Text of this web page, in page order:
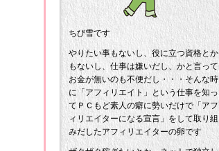
ちび雪です
やりたい事もないし、役に立つ資格とか
もないし、仕事は嫌いだし、かと言って
お金が無いのも不便だし・・・そんな時
に「アフィリエイト」という仕事を知っ
てＰＣもど素人の癖に勢いだけで「アフ
ィリエイターになる宣言」をして取り組
みだしたアフィリエイターの卵です